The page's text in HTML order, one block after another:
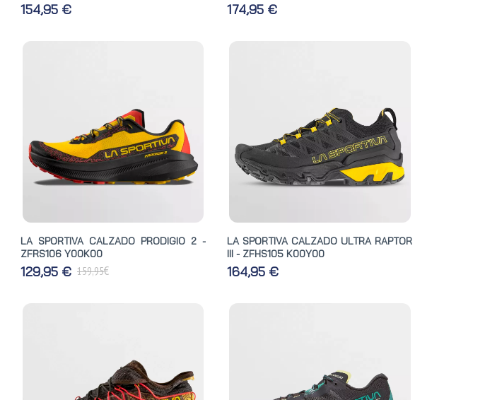
154,95 € 174,95 €
LA SPORTIVA CALZADO PRODIGIO 2 -
ZFRS106 Y00K00
129,95 € 159,95€
LA SPORTIVA CALZADO ULTRA RAPTOR
III - ZFHS105 K00Y00
164,95 €